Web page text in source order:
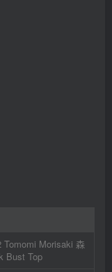
Tomomi Morisaki 森
Bust Top